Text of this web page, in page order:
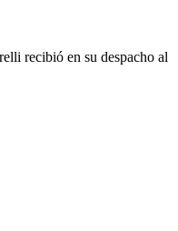
recibió en su despacho al